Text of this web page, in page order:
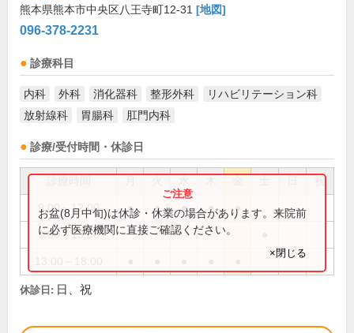
熊本県熊本市中央区八王寺町12-31 [地図]
096-378-2231
診療科目
内科 外科 消化器科 整形外科
リハビリテーション科
放射線科
胃腸科 肛門内科
診療/受付時間・休診日
祝
9:00～12:00 ● ● ● ● ●
9:00～13:00
お盆(8月中旬)は休診・休業の場合があります。来院前
に必ず医療機関に直接ご確認ください。
×閉じる
休診日: 日、祝